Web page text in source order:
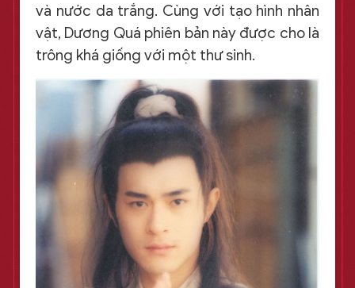
và nước da trắng. Cùng với tạo hình nhân
vật, Dương Quá phiên bản này được cho là
trông khá giống với một thư sinh.